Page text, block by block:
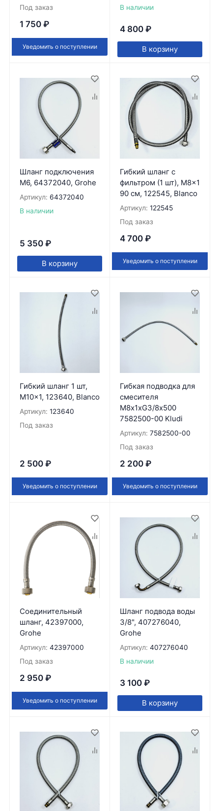
Под заказ
1 750 ₽
Уведомить о поступлении
В наличии
4 800 ₽
В корзину
Шланг подключения
М6, 64372040, Grohe
Артикул: 64372040
В наличии
5 350 ₽
В корзину
Гибкий шланг с
фильтром (1 шт), M8x1
90 см, 122545, Blanco
Артикул: 122545
Под заказ
4 700 ₽
Уведомить о поступлении
Гибкий шланг 1 шт,
M10x1, 123640, Blanco
Артикул: 123640
Под заказ
2 500 ₽
Уведомить о поступлении
Гибкая подводка для
смесителя
M8х1хG3/8х500
7582500-00 Kludi
Артикул: 7582500-00
Под заказ
2 200 ₽
Уведомить о поступлении
Соединительный
шланг, 42397000,
Grohe
Артикул: 42397000
Под заказ
2 950 ₽
Уведомить о поступлении
Шланг подвода воды
3/8", 407276040,
Grohe
Артикул: 407276040
В наличии
3 100 ₽
В корзину